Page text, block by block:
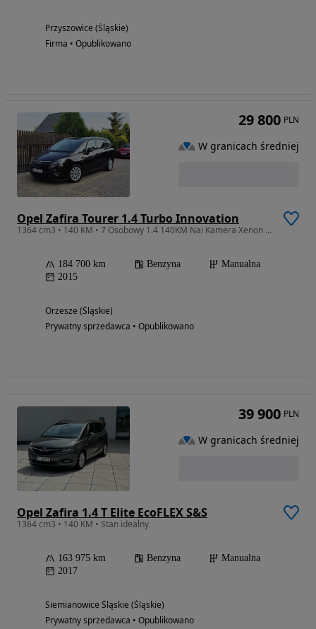
Przyszowice (Śląskie)
Firma • Opublikowano
Opel Zafira Tourer 1.4 Turbo Innovation
1364 cm3 • 140 KM • 7 Osobowy 1.4 140KM Nai Kamera Xenon Alu 17' Tempomat Zadbany
184 700 km Benzyna
Manualna
2015
Orzesze (Śląskie)
Prywatny sprzedawca • Opublikowano
29 800 PLN
W granicach średniej
Opel Zafira 1.4 T Elite EcoFLEX S&S
1364 cm3 • 140 KM • Stan idealny
163 975 km Benzyna
Manualna
2017
Siemianowice Śląskie (Śląskie)
Prywatny sprzedawca • Opublikowano
39 900 PLN
W granicach średniej